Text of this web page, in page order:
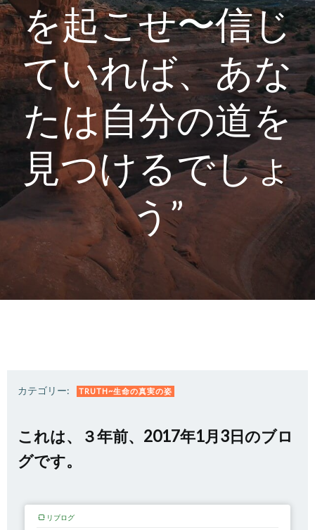
を起こせ〜信じ
ていれば、あな
たは自分の道を
見つけるでしょ
う”
カテゴリー: TRUTH~生命の真実の姿
これは、３年前、2017年1月3日のブロ
グです。